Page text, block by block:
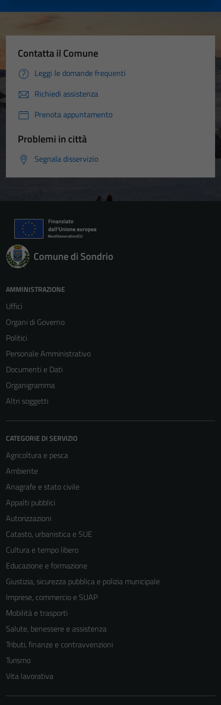
Contatta il Comune
Leggi le domande frequenti
Richiedi assistenza
Prenota appuntamento
Problemi in città
Segnala disservizio
Comune di Sondrio
AMMINISTRAZIONE
Uffici
Organi di Governo
Politici
Personale Amministrativo
Documenti e Dati
Organigramma
Altri soggetti
CATEGORIE DI SERVIZIO
Agricoltura e pesca
Ambiente
Anagrafe e stato civile
Appalti pubblici
Autorizzazioni
Catasto, urbanistica e SUE
Cultura e tempo libero
Educazione e formazione
Giustizia, sicurezza pubblica e polizia municipale
Imprese, commercio e SUAP
Mobilità e trasporti
Salute, benessere e assistenza
Tributi, finanze e contravvenzioni
Turismo
Vita lavorativa